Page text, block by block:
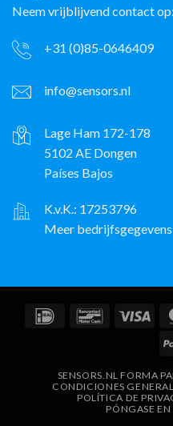
Neem vrijblijvend contact op:
+31 (0)85-0646409
info@sensors.nl
Lage Ham 172-178
5102 AE Dongen
Países Bajos
K.v.K.: 17253796
Meer
IDeal BancontactVisa
SENSORS.NL FORMA
CONDICIONES
POLÍTICA DE
PÓNGASE